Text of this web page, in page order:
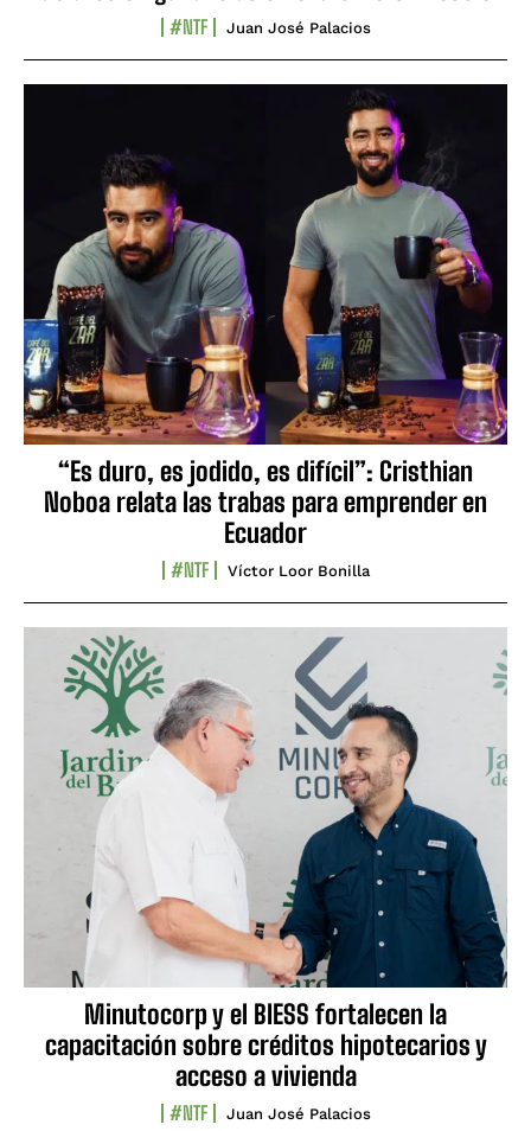
#NTF Juan José Palacios
“Es duro, es jodido, es difícil”: Cristhian
Noboa relata las trabas para emprender en
Ecuador
#NTF Víctor Loor Bonilla
Minutocorp y el BIESS fortalecen la
capacitación sobre créditos hipotecarios y
acceso a vivienda
#NTF Juan José Palacios